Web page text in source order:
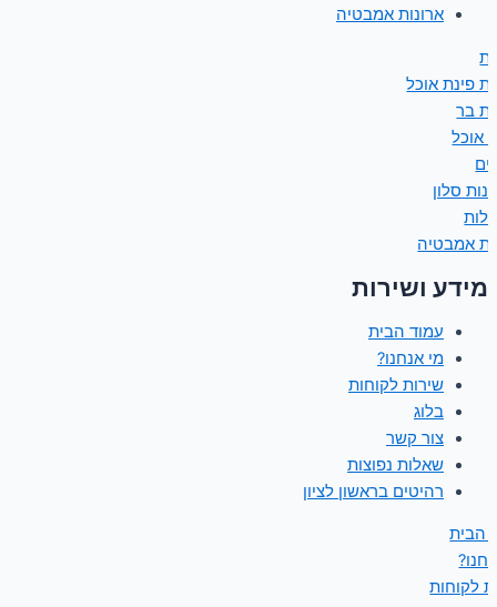
ארונות אמבטיה
פינת אוכל
בר
אוכל
סלון
אמבטיה
מידע ושירות
עמוד הבית
מי אנחנו?
שירות לקוחות
בלוג
צור קשר
שאלות נפוצות
רהיטים בראשון לציון
הבית
לקוחות